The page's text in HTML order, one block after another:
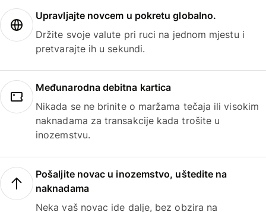
Upravljajte novcem u pokretu globalno.
Držite svoje valute pri ruci na jednom mjestu i
pretvarajte ih u sekundi.
Međunarodna debitna kartica
Nikada se ne brinite o maržama tečaja ili visokim
naknadama za transakcije kada trošite u
inozemstvu.
Pošaljite novac u inozemstvo, uštedite na
naknadama
Neka vaš novac ide dalje, bez obzira na